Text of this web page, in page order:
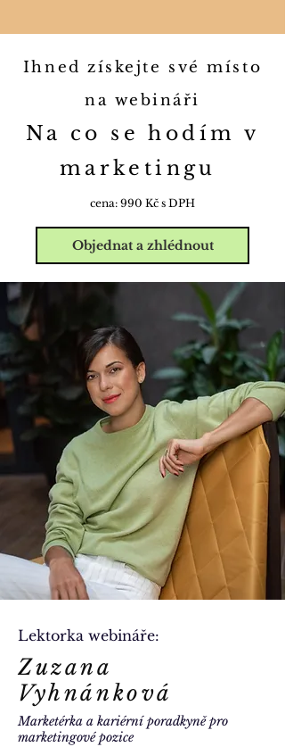
Ihned získejte své místo
na webináři
Na co se hodím v
marketingu
cena: 990 Kč s DPH
Objednat a zhlédnout
Lektorka webináře:
Zuzana
Vyhnánková
Marketérka a kariérní poradkyně pro
marketingové pozice